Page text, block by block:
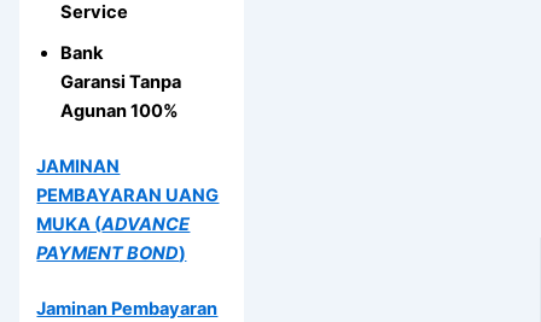
Service
Bank
Garansi Tanpa
Agunan 100%
JAMINAN
PEMBAYARAN UANG
MUKA (ADVANCE
PAYMENT BOND)
Jaminan Pembayaran